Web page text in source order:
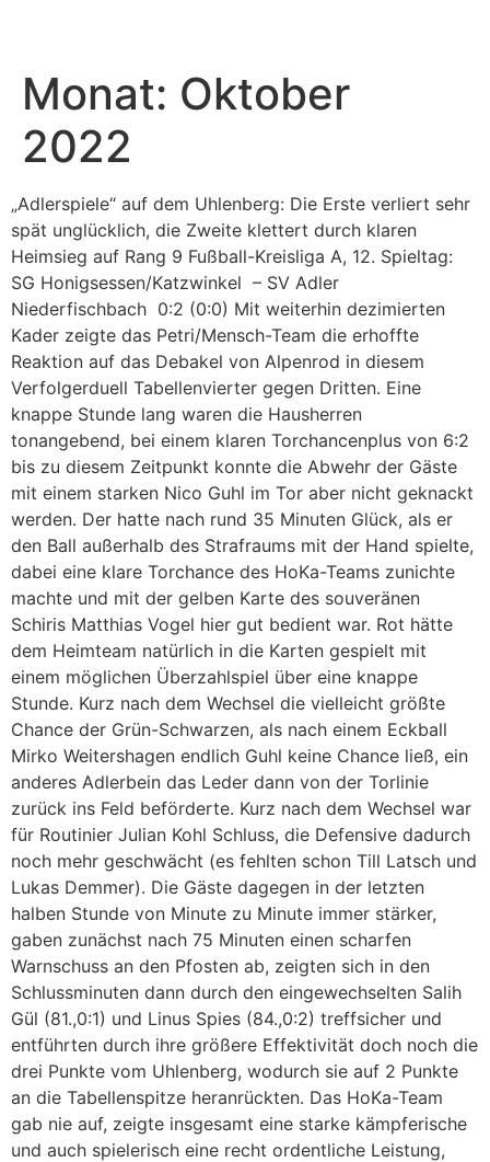
Monat: Oktober
2022
„Adlerspiele“ auf dem Uhlenberg: Die Erste verliert sehr
spät unglücklich, die Zweite klettert durch klaren
Heimsieg auf Rang 9 Fußball-Kreisliga A, 12. Spieltag:
SG Honigsessen/Katzwinkel – SV Adler
Niederfischbach 0:2 (0:0) Mit weiterhin dezimierten
Kader zeigte das Petri/Mensch-Team die erhoffte
Reaktion auf das Debakel von Alpenrod in diesem
Verfolgerduell Tabellenvierter gegen Dritten. Eine
knappe Stunde lang waren die Hausherren
tonangebend, bei einem klaren Torchancenplus von 6:2
bis zu diesem Zeitpunkt konnte die Abwehr der Gäste
mit einem starken Nico Guhl im Tor aber nicht geknackt
werden. Der hatte nach rund 35 Minuten Glück, als er
den Ball außerhalb des Strafraums mit der Hand spielte,
dabei eine klare Torchance des HoKa-Teams zunichte
machte und mit der gelben Karte des souveränen
Schiris Matthias Vogel hier gut bedient war. Rot hätte
dem Heimteam natürlich in die Karten gespielt mit
einem möglichen Überzahlspiel über eine knappe
Stunde. Kurz nach dem Wechsel die vielleicht größte
Chance der Grün-Schwarzen, als nach einem Eckball
Mirko Weitershagen endlich Guhl keine Chance ließ, ein
anderes Adlerbein das Leder dann von der Torlinie
zurück ins Feld beförderte. Kurz nach dem Wechsel war
für Routinier Julian Kohl Schluss, die Defensive dadurch
noch mehr geschwächt (es fehlten schon Till Latsch und
Lukas Demmer). Die Gäste dagegen in der letzten
halben Stunde von Minute zu Minute immer stärker,
gaben zunächst nach 75 Minuten einen scharfen
Warnschuss an den Pfosten ab, zeigten sich in den
Schlussminuten dann durch den eingewechselten Salih
Gül (81.,0:1) und Linus Spies (84.,0:2) treffsicher und
entführten durch ihre größere Effektivität doch noch die
drei Punkte vom Uhlenberg, wodurch sie auf 2 Punkte
an die Tabellenspitze heranrückten. Das HoKa-Team
gab nie auf, zeigte insgesamt eine starke kämpferische
und auch spielerisch eine recht ordentliche Leistung,